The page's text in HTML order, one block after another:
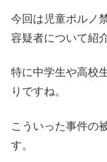
今回は児童ポルノ
容疑者について紹
特に中学生や高校
りですね。
こういった事件の
す。